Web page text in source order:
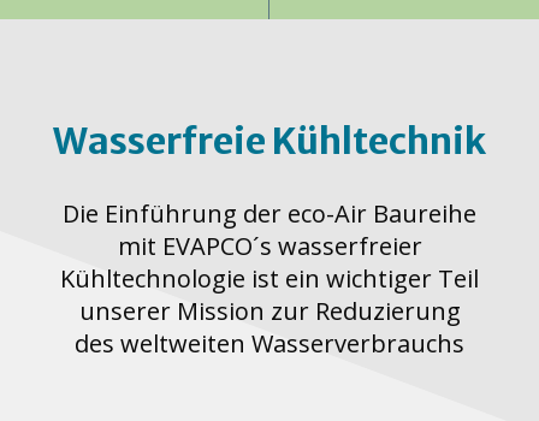
Wasserfreie Kühltechnik
Die Einführung der eco-Air Baureihe
mit EVAPCO´s wasserfreier
Kühltechnologie ist ein wichtiger Teil
unserer Mission zur Reduzierung
des weltweiten Wasserverbrauchs